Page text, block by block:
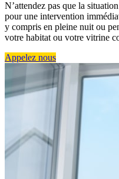
N’attendez pas que la
pour une intervention
y compris en pleine nuit ou
votre habitat ou votre vitrine
Appelez nous